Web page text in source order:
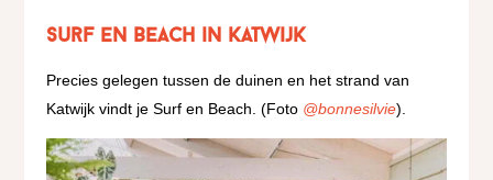
Surf en Beach in Katwijk
Precies gelegen tussen de duinen en het strand van
Katwijk vindt je Surf en Beach.(Foto @bonnesilvie).